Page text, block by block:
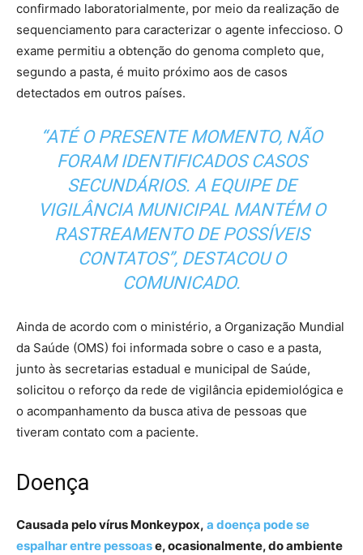
confirmado laboratorialmente, por meio da realização de
sequenciamento para caracterizar o agente infeccioso. O
exame permitiu a obtenção do genoma completo que,
segundo a pasta, é muito próximo aos de casos
detectados em outros países.
“ATÉ O PRESENTE MOMENTO, NÃO
FORAM IDENTIFICADOS CASOS
SECUNDÁRIOS. A EQUIPE DE
VIGILÂNCIA MUNICIPAL MANTÉM O
RASTREAMENTO DE POSSÍVEIS
CONTATOS”, DESTACOU O
COMUNICADO.
Ainda de acordo com o ministério, a Organização Mundial
da Saúde (OMS) foi informada sobre o caso e a pasta,
junto às secretarias estadual e municipal de Saúde,
solicitou o reforço da rede de vigilância epidemiológica e
o acompanhamento da busca ativa de pessoas que
tiveram contato com a paciente.
Doença
Causada pelo vírus Monkeypox, a doença pode se
espalhar entre pessoase, ocasionalmente, do ambiente